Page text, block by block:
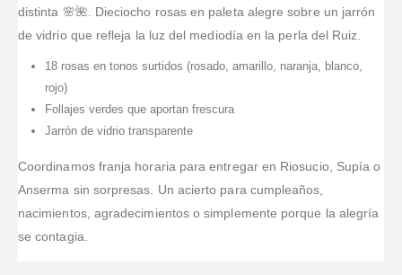
distinta 🌸🌺. Dieciocho rosas en paleta alegre sobre un jarrón
de vidrio que refleja la luz del mediodía en la perla del Ruiz.
18 rosas en tonos surtidos (rosado, amarillo, naranja, blanco,
rojo)
Follajes verdes que aportan frescura
Jarrón de vidrio transparente
Coordinamos franja horaria para entregar en Riosucio, Supía o
Anserma sin sorpresas. Un acierto para cumpleaños,
nacimientos, agradecimientos o simplemente porque la alegría
se contagia.